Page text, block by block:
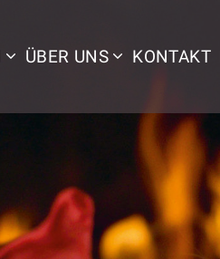
ÜBER UNS KONTAKT